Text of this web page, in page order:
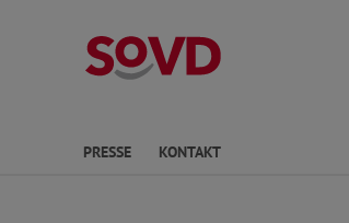
Landesverband
PRESSE KONTAKT